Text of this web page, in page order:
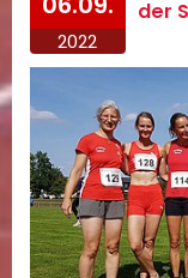
2022
der